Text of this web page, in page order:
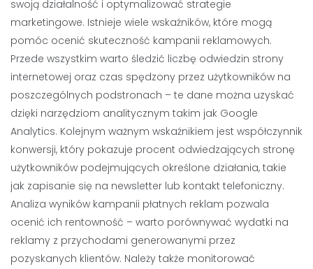
swoją działalność i optymalizować strategie
marketingowe. Istnieje wiele wskaźników, które mogą
pomóc ocenić skuteczność kampanii reklamowych.
Przede wszystkim warto śledzić liczbę odwiedzin strony
internetowej oraz czas spędzony przez użytkowników na
poszczególnych podstronach – te dane można uzyskać
dzięki narzędziom analitycznym takim jak Google
Analytics. Kolejnym ważnym wskaźnikiem jest współczynnik
konwersji, który pokazuje procent odwiedzających stronę
użytkowników podejmujących określone działania, takie
jak zapisanie się na newsletter lub kontakt telefoniczny.
Analiza wyników kampanii płatnych reklam pozwala
ocenić ich rentowność – warto porównywać wydatki na
reklamy z przychodami generowanymi przez
pozyskanych klientów. Należy także monitorować